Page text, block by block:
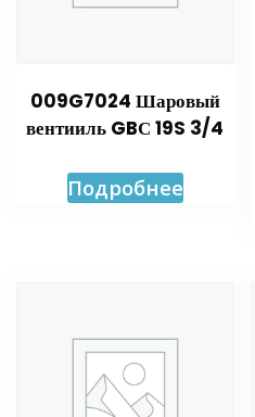
009G7024 Шаровый
вентииль GBС 19S 3/4
Подробнее